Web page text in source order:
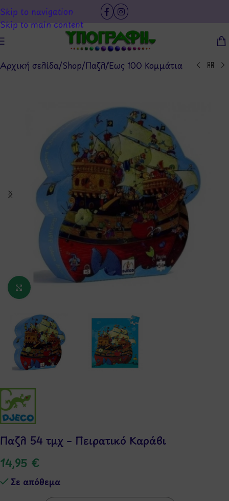
Skip to navigation
Skip to main content
Αρχική σελίδα/Shop/Παζλ/Έως 100 Κομμάτια
Κάντε κλικ για μεγέθυνση
Παζλ 54 τμχ – Πειρατικό Καράβι
14,95 €
Σε απόθεμα